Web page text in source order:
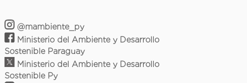
@mambiente_py
Ministerio del Ambiente y Desarrollo
Sostenible Paraguay
Ministerio del Ambiente y Desarrollo
Sostenible Py